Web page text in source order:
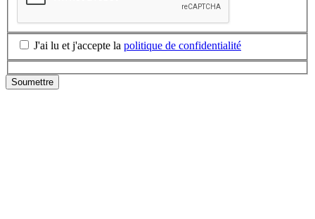
J'ai lu et j'accepte la politique de confidentialité